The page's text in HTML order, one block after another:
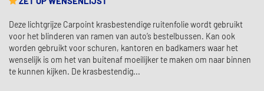
Deze lichtgrijze Carpoint krasbestendige ruitenfolie wordt gebruikt
voor het blinderen van ramen van auto’s bestelbussen. Kan ook
worden gebruikt voor schuren, kantoren en badkamers waar het
wenselijk is om het van buitenaf moeilijker te maken om naar binnen
te kunnen kijken. De krasbestendig...